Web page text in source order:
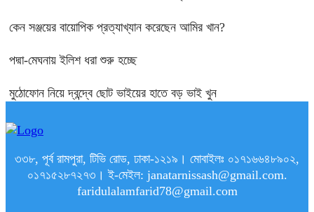
কেন সঞ্জয়ের বায়োপিক প্রত্যাখ্যান করেছেন আমির খান?
পদ্মা-মেঘনায় ইলিশ ধরা শুরু হচ্ছে
মুঠোফোন নিয়ে দ্বন্দ্বে ছোট ভাইয়ের হাতে বড় ভাই খুন
৩৩৮, পূর্ব রামপুরা, টিভি রোড, ঢাকা-১২১৯। মোবাইলঃ ০১৭১৬৬৪৮৯০২,
০১৭১৫২৮৭২৭৩। ই-মেইল: janatarnissash@gmail.com.
faridulalamfarid78@gmail.com